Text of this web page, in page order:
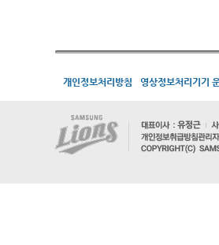
개인정보처리방침 영상정보처리기기